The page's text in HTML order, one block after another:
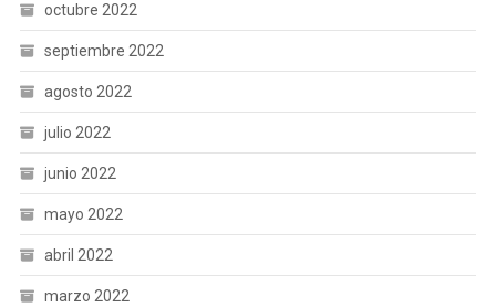
octubre 2022
septiembre 2022
agosto 2022
julio 2022
junio 2022
mayo 2022
abril 2022
marzo 2022